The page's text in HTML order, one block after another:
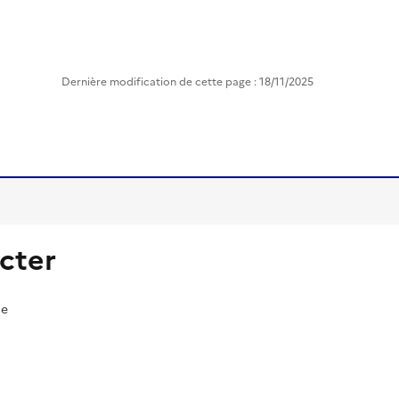
Dernière modification de cette page : 18/11/2025